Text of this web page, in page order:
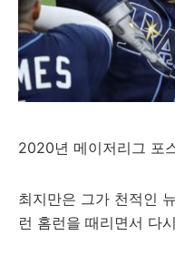
2020년 메이저리그 포
최지만은 그가 천적인
런 홈런을 때리면서 다